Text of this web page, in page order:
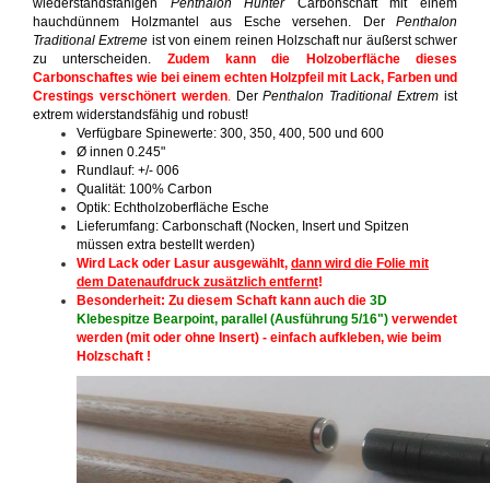
wiederstandsfähigen Penthalon HunterCarbonschaft mit einem
hauchdünnem Holzmantel aus Esche versehen. Der Penthalon
Traditional Extreme ist von einem reinen Holzschaft nur äußerst schwer
zu unterscheiden. Zudem kann die Holzoberfläche dieses
Carbonschaftes wie bei einem echten Holzpfeil mit Lack, Farben und
Crestings verschönert werden.DerPenthalon Traditional Extrem ist
extrem widerstandsfähig und robust!
Verfügbare Spinewerte: 300, 350, 400, 500 und 600
Ø innen 0.245"
Rundlauf: +/- 006
Qualität: 100% Carbon
Optik: Echtholzoberfläche Esche
Lieferumfang: Carbonschaft (Nocken, Insert und Spitzen
müssen extra bestellt werden)
Wird Lack oder Lasur ausgewählt, dann wird die Folie mit
dem Datenaufdruck zusätzlich entfernt!
Besonderheit: Zu diesem Schaft kann auch die 3D
Klebespitze Bearpoint, parallel (Ausführung 5/16") verwendet
werden (mit oder ohne Insert) - einfach aufkleben, wie beim
Holzschaft !